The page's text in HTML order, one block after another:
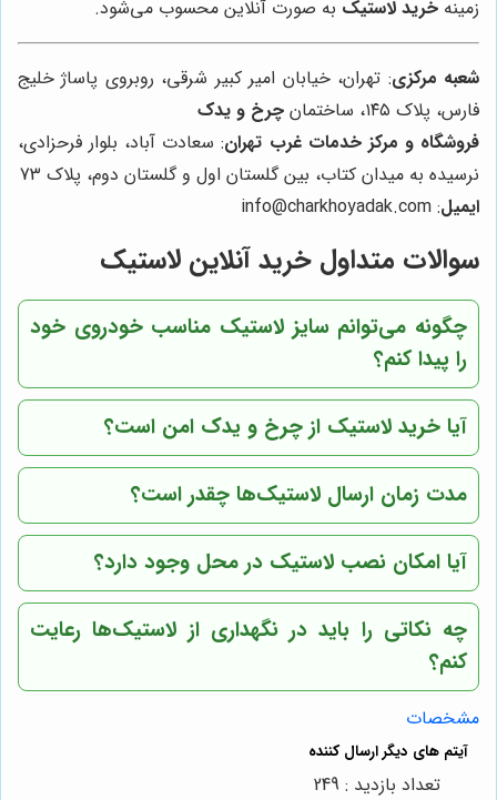
زمینه خرید لاستیک به صورت آنلاین محسوب می‌شود.
شعبه مرکزی: تهران، خیابان امیر کبیر شرقی، روبروی پاساژ خلیج
فارس، پلاک ۱۴۵، ساختمان
چرخ و یدک
فروشگاه و مرکز خدمات غرب تهران: سعادت آباد، بلوار فرحزادی،
نرسیده به میدان کتاب، بین گلستان اول و گلستان دوم، پلاک 73
ایمیل: info@charkhoyadak.com
سوالات متداول خرید آنلاین لاستیک
چگونه می‌توانم سایز لاستیک مناسب خودروی خود
را پیدا کنم؟
آیا خرید لاستیک از چرخ و یدک امن است؟
مدت زمان ارسال لاستیک‌ها چقدر است؟
آیا امکان نصب لاستیک در محل وجود دارد؟
چه نکاتی را باید در نگهداری از لاستیک‌ها رعایت
کنم؟
مشخصات
تعداد بازدید : 249